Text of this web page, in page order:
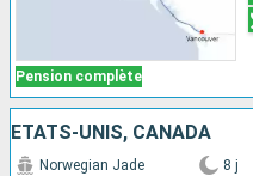
Pension complète
ÉTATS-UNIS, CANADA
Norwegian Jade 8 j